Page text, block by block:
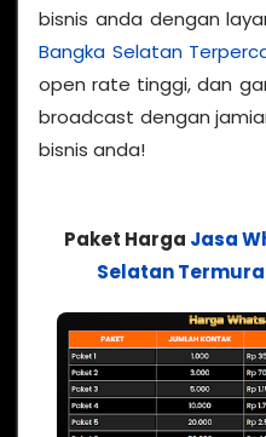
bisnis anda dengan
Bangka Selatan
open rate tinggi, dan
broadcast dengan
bisnis anda!
Paket Harga Jasa
Selatan